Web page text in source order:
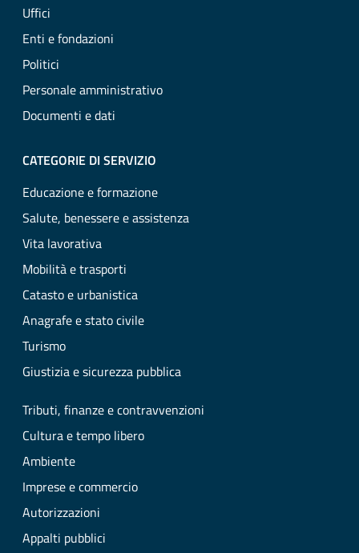
Uffici
Enti e fondazioni
Politici
Personale amministrativo
Documenti e dati
CATEGORIE DI SERVIZIO
Educazione e formazione
Salute, benessere e assistenza
Vita lavorativa
Mobilità e trasporti
Catasto e urbanistica
Anagrafe e stato civile
Turismo
Giustizia e sicurezza pubblica
Tributi, finanze e contravvenzioni
Cultura e tempo libero
Ambiente
Imprese e commercio
Autorizzazioni
Appalti pubblici